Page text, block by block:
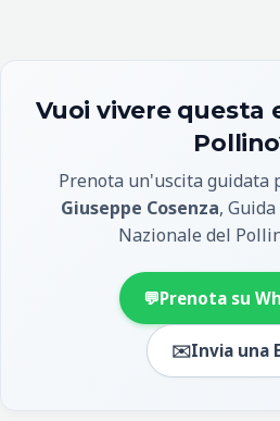
Vuoi vivere questa
Prenota un'uscita guidata
Giuseppe Cosenza,
Nazionale del
💬Prenota su
✉️Invia una